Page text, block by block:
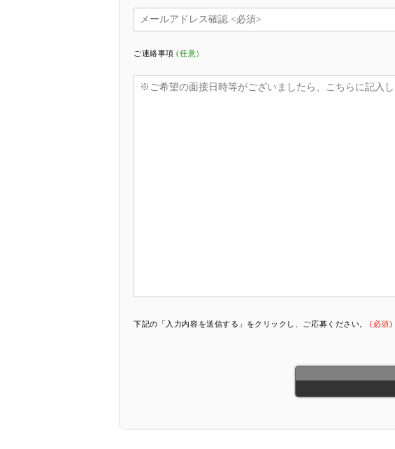
ご連絡事項(任意）
下記の「入力内容を送信する」をクリックし、ご応募ください。(必須)